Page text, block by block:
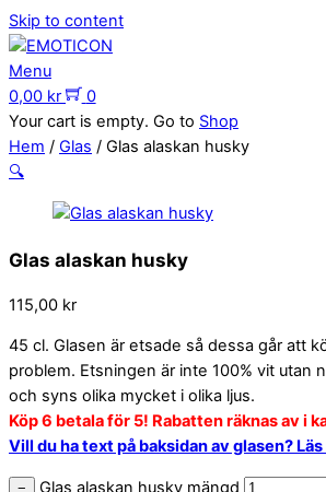
Skip to content
Menu
0,00 kr
0
Your cart is empty. Go to Shop
Hem / Glas / Glas alaskan husky
🔍
Glas alaskan husky
115,00 kr
45 cl. Glasen är etsade så dessa går att
problem. Etsningen är inte 100% vit utan
och syns olika mycket i olika ljus.
Köp 6 betala för 5! Rabatten räknas av i
Vill du ha text på baksidan av glasen?
− Glas alaskan husky mängd